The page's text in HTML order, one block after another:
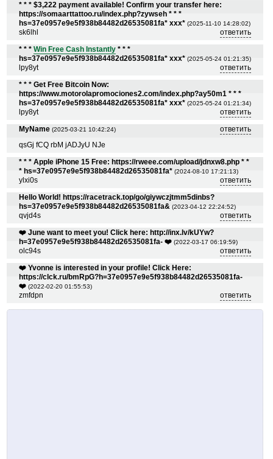
* * * $3,222 payment available! Confirm your transfer here:
https://somaarttattoo.ru/index.php?zywseh * * *
hs=37e0957e9e5f938b84482d26535081fa* ххх* (2025-11-10 14:28:02)
ответить
sk6lhl
* * * Win Free Cash Instantly* * *
hs=37e0957e9e5f938b84482d26535081fa* ххх* (2025-05-24 01:21:35)
ответить
lpy8yt
* * * Get Free Bitcoin Now:
https://www.motorolapromociones2.com/index.php?ay50m1 * * *
hs=37e0957e9e5f938b84482d26535081fa* ххх* (2025-05-24 01:21:34)
ответить
lpy8yt
MyName (2025-03-21 10:42:24)
ответить
qsGj fCQ rbM jADJyU NJe
* * * Apple iPhone 15 Free: https://rweee.com/upload/jdnxw8.php * *
* hs=37e0957e9e5f938b84482d26535081fa* (2024-08-10 17:21:13)
ответить
ylxi0s
Hello World! https://racetrack.top/go/giywczjtmm5dinbs?
hs=37e0957e9e5f938b84482d26535081fa& (2023-04-12 22:24:52)
ответить
qvjd4s
❤️ June want to meet you! Click here: http://inx.lv/kUYw?
h=37e0957e9e5f938b84482d26535081fa- ❤️ (2022-03-17 06:19:59)
ответить
olc94s
❤️ Yvonne is interested in your profile! Click Here:
https://clck.ru/bmRpG?h=37e0957e9e5f938b84482d26535081fa-
❤️ (2022-02-20 01:55:53)
ответить
zmfdpn